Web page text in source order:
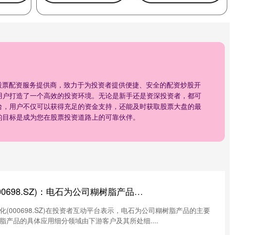
配资服务提供商，致力于为投资者提供便捷、安全的配资炒股开
打造了一个高效的投资环境。无论是新手还是资深投资者，都可
用户不仅可以获得充足的资金支持，还能及时获取股票大盘的最
标是成为您在股票投资道路上的可靠伙伴。
华力网 ST沈化(000698.SZ)：电石为公司糊树脂产品的主要原材料之一
(000698.SZ)在投资者互动平台表示，电石为公司糊树脂产品的主要
产品的具体应用细分领域由下游客户及其所处细....